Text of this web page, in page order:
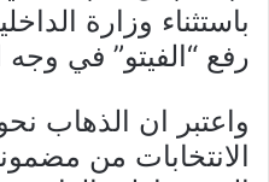
باستثناء وزارة
رفع “الفيتو” في
واعتبر ان الذهاب
الانتخابات من